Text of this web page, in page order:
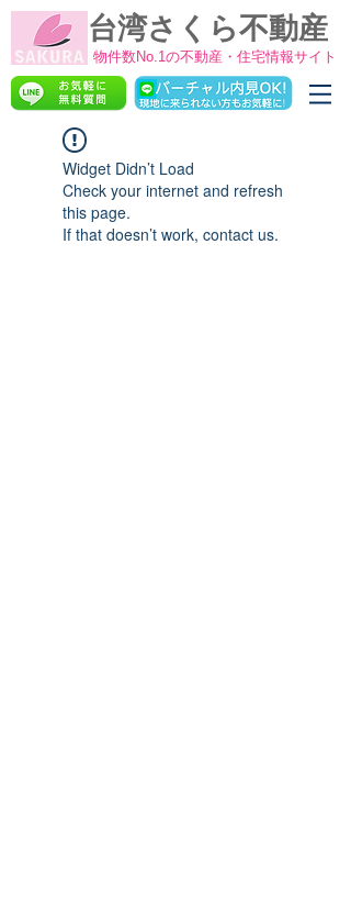
物件数No.1の不動産・住宅情報サイト
台湾さくら不動産
Widget Didn’t Load
Check your internet and refresh
this page.
If that doesn’t work, contact us.